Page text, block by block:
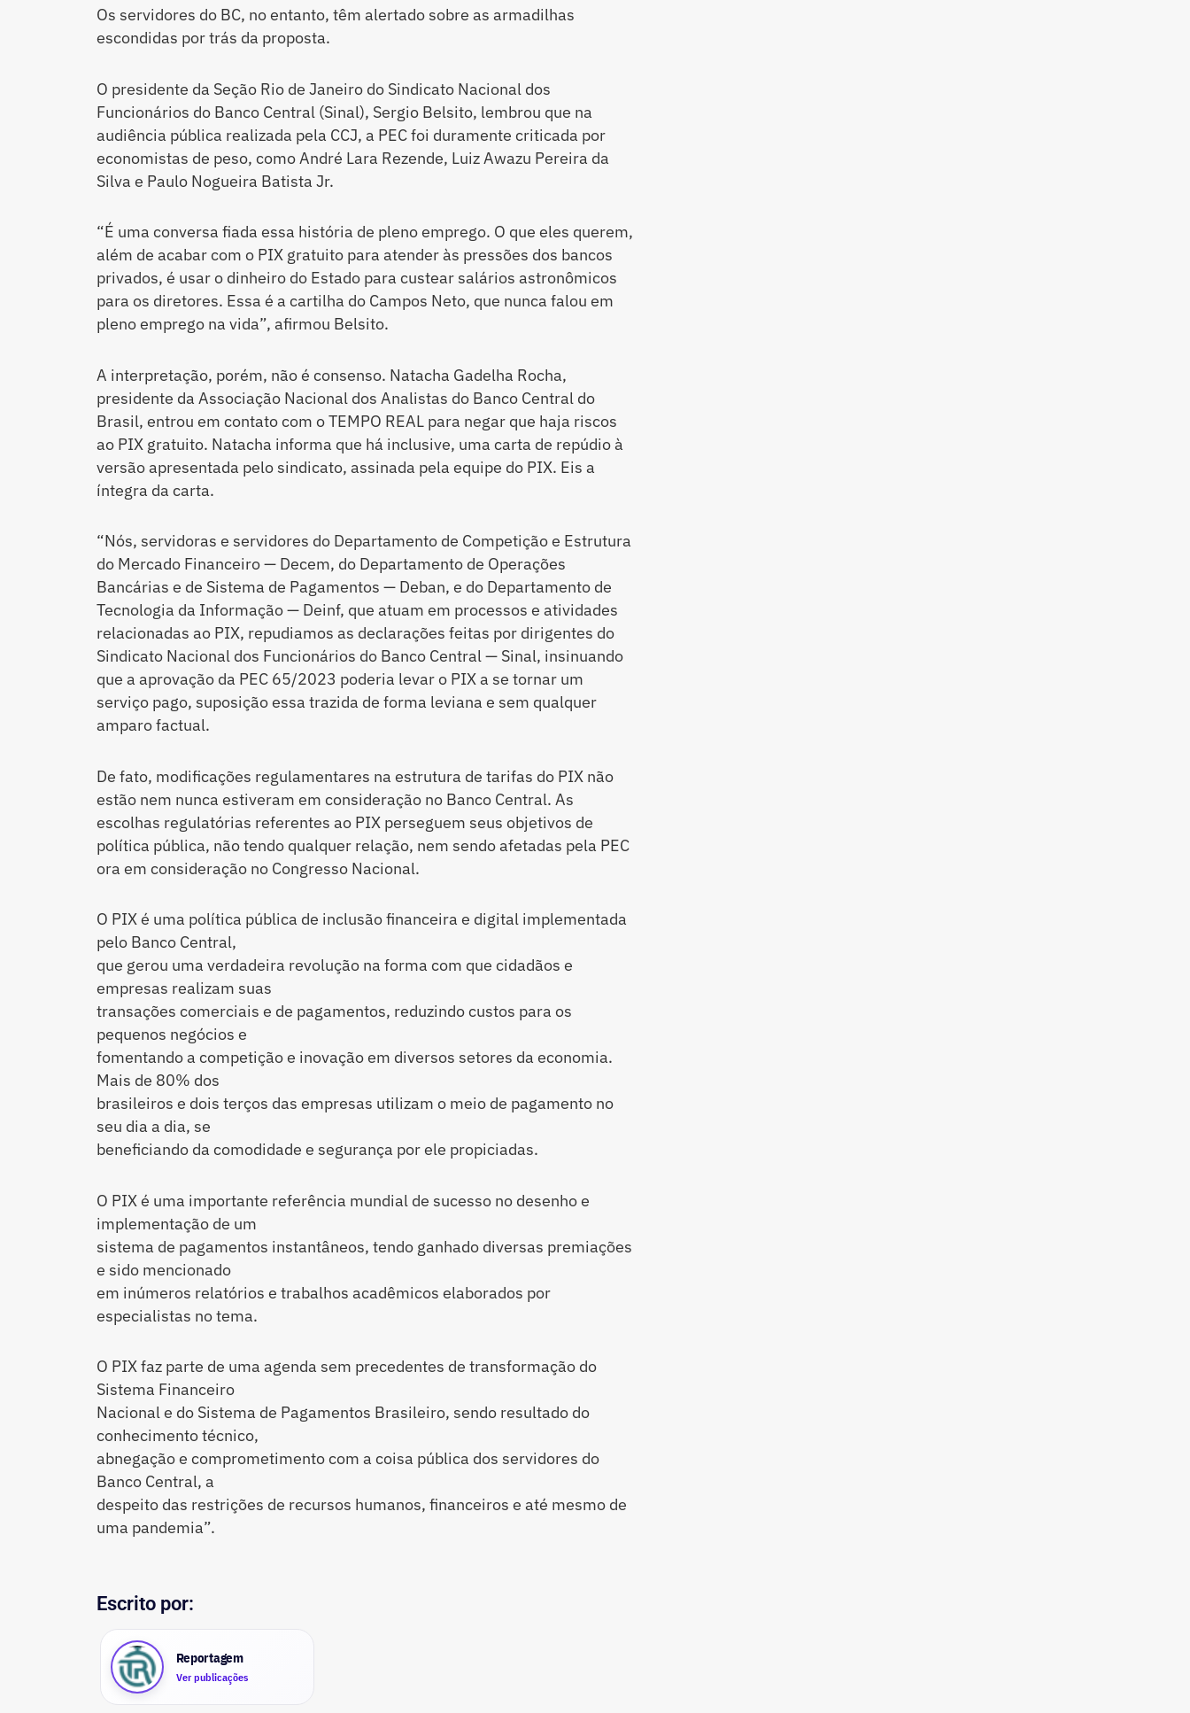
Os servidores do BC, no entanto, têm alertado sobre as armadilhas
escondidas por trás da proposta.
O presidente da Seção Rio de Janeiro do Sindicato Nacional dos
Funcionários do Banco Central (Sinal), Sergio Belsito, lembrou que na
audiência pública realizada pela CCJ, a PEC foi duramente criticada por
economistas de peso, como André Lara Rezende, Luiz Awazu Pereira da
Silva e Paulo Nogueira Batista Jr.
“É uma conversa fiada essa história de pleno emprego. O que eles querem,
além de acabar com o PIX gratuito para atender às pressões dos bancos
privados, é usar o dinheiro do Estado para custear salários astronômicos
para os diretores. Essa é a cartilha do Campos Neto, que nunca falou em
pleno emprego na vida”, afirmou Belsito.
A interpretação, porém, não é consenso. Natacha Gadelha Rocha,
presidente da Associação Nacional dos Analistas do Banco Central do
Brasil, entrou em contato com o TEMPO REAL para negar que haja riscos
ao PIX gratuito. Natacha informa que há inclusive, uma carta de repúdio à
versão apresentada pelo sindicato, assinada pela equipe do PIX. Eis a
íntegra da carta.
“Nós, servidoras e servidores do Departamento de Competição e Estrutura
do Mercado Financeiro — Decem, do Departamento de Operações
Bancárias e de Sistema de Pagamentos — Deban, e do Departamento de
Tecnologia da Informação — Deinf, que atuam em processos e atividades
relacionadas ao PIX, repudiamos as declarações feitas por dirigentes do
Sindicato Nacional dos Funcionários do Banco Central — Sinal, insinuando
que a aprovação da PEC 65/2023 poderia levar o PIX a se tornar um
serviço pago, suposição essa trazida de forma leviana e sem qualquer
amparo factual.
De fato, modificações regulamentares na estrutura de tarifas do PIX não
estão nem nunca estiveram em consideração no Banco Central. As
escolhas regulatórias referentes ao PIX perseguem seus objetivos de
política pública, não tendo qualquer relação, nem sendo afetadas pela PEC
ora em consideração no Congresso Nacional.
O PIX é uma política pública de inclusão financeira e digital implementada
pelo Banco Central,
que gerou uma verdadeira revolução na forma com que cidadãos e
empresas realizam suas
transações comerciais e de pagamentos, reduzindo custos para os
pequenos negócios e
fomentando a competição e inovação em diversos setores da economia.
Mais de 80% dos
brasileiros e dois terços das empresas utilizam o meio de pagamento no
seu dia a dia, se
beneficiando da comodidade e segurança por ele propiciadas.
O PIX é uma importante referência mundial de sucesso no desenho e
implementação de um
sistema de pagamentos instantâneos, tendo ganhado diversas premiações
e sido mencionado
em inúmeros relatórios e trabalhos acadêmicos elaborados por
especialistas no tema.
O PIX faz parte de uma agenda sem precedentes de transformação do
Sistema Financeiro
Nacional e do Sistema de Pagamentos Brasileiro, sendo resultado do
conhecimento técnico,
abnegação e comprometimento com a coisa pública dos servidores do
Banco Central, a
despeito das restrições de recursos humanos, financeiros e até mesmo de
uma pandemia”.
Escrito por:
Reportagem
Ver publicações